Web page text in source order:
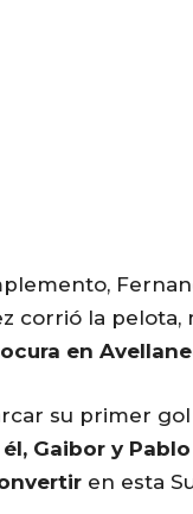
corrió la
en
su primer
él, Gaibor y
en esta